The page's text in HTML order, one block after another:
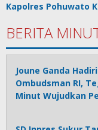
Kapolres Pohuwato
BERITA
Joune Ganda
Ombudsman RI,
Minut Wujudkan